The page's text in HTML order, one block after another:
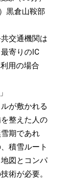
黒倉山鞍部
交通機関は
寄りのIC
用の場合
が敷かれる
整えた人の
期であれ
積雪ルート
図とコンパ
術が必要。